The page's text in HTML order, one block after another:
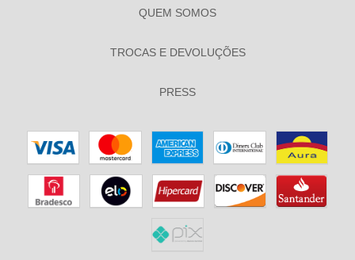
QUEM SOMOS
TROCAS E DEVOLUÇÕES
PRESS